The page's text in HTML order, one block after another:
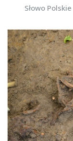
Słowo Polskie